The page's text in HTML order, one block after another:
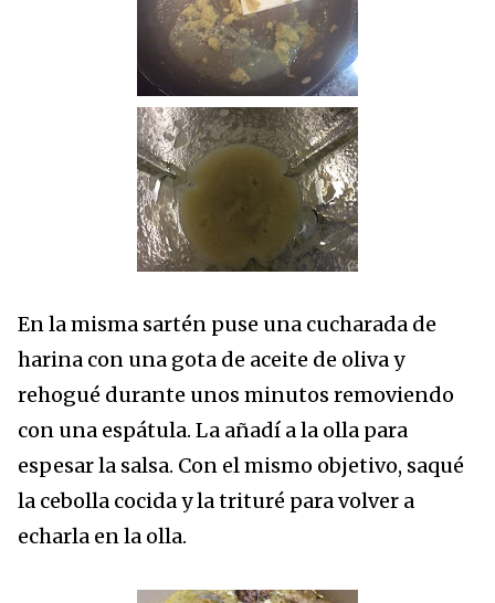
En la misma sartén puse una cucharada de
harina con una gota de aceite de oliva y
rehogué durante unos minutos removiendo
con una espátula. La añadí a la olla para
espesar la salsa. Con el mismo objetivo, saqué
la cebolla cocida y la trituré para volver a
echarla en la olla.